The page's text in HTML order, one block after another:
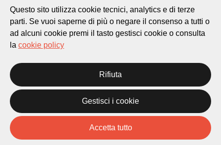
t. +41 58 866 68 50
Sito istituzionale:
lugano.ch
Privacy Policy
Credits
Homepage
Temi
Novità
Progetti
Questo sito utilizza cookie tecnici, analytics e di terze
parti. Se vuoi saperne di più o negare il consenso a tutti o
ad alcuni cookie premi il tasto gestisci cookie o consulta
la cookie policy
Rifiuta
Gestisci i cookie
Accetta tutto